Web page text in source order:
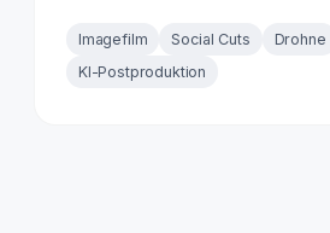
Imagefilm Social Cuts Drohne
KI-Postproduktion